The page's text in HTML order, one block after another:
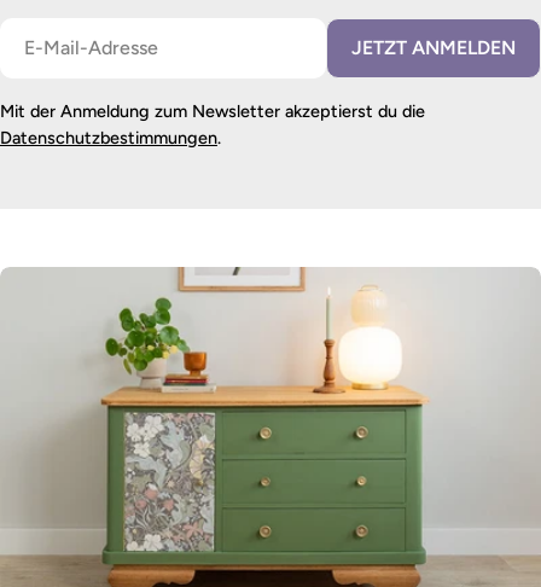
JETZT ANMELDEN
Mit der Anmeldung zum Newsletter akzeptierst du die
Datenschutzbestimmungen.